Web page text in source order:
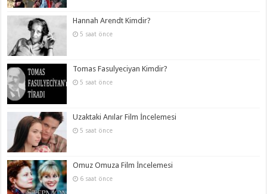
Hannah Arendt Kimdir?
5 saat önce
Tomas Fasulyeciyan Kimdir?
5 saat önce
Uzaktaki Anılar Film İncelemesi
5 saat önce
Omuz Omuza Film İncelemesi
6 saat önce